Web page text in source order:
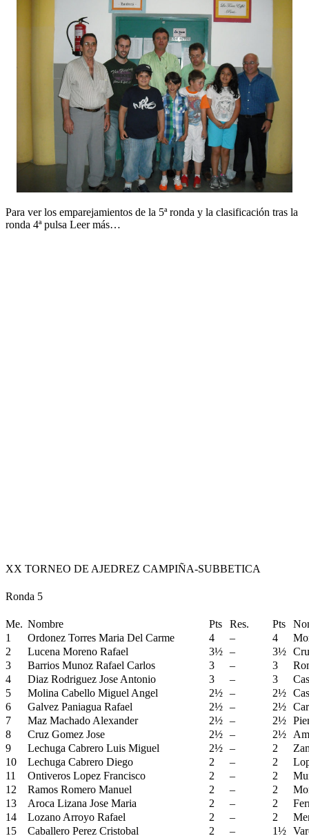
Para ver los emparejamientos de la 5ª ronda y la clasificación tras la
ronda 4ª pulsa Leer más…
XX TORNEO DE AJEDREZ CAMPIÑA-SUBBETICA
Ronda 5
Me. Nombre Pts Res. Pts
1
Ordonez Torres Maria Del Carme 4 – 4
2
Lucena Moreno Rafael 3½ – 3½
3
Barrios Munoz Rafael Carlos 3 – 3
4
Diaz Rodriguez Jose Antonio 3 – 3
5
Molina Cabello Miguel Angel 2½ – 2½
6
Galvez Paniagua Rafael 2½ – 2½
7
Maz Machado Alexander 2½ – 2½
8
Cruz Gomez Jose 2½ – 2½
9
Lechuga Cabrero Luis Miguel 2½ – 2
10
Lechuga Cabrero Diego 2 – 2
11
Ontiveros Lopez Francisco 2 – 2
12
Ramos Romero Manuel 2 – 2
13
Aroca Lizana Jose Maria 2 – 2
14
Lozano Arroyo Rafael 2 – 2
15
Caballero Perez Cristobal 2 – 1½